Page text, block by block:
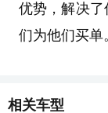
优势，解决
们为他们买单
相关车型